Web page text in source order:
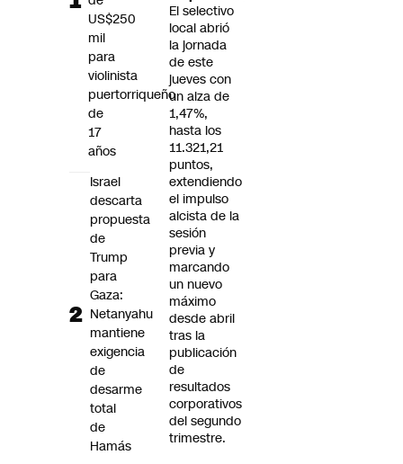
El selectivo
local abrió
la jornada
de este
jueves con
un alza de
1,47%,
hasta los
11.321,21
puntos,
extendiendo
el impulso
alcista de la
sesión
previa y
marcando
un nuevo
máximo
desde abril
tras la
publicación
de
resultados
corporativos
del segundo
trimestre.
US$250
mil
para
violinista
puertorriqueño
de
17
años
Israel
descarta
propuesta
de
Trump
para
Gaza:
Netanyahu
mantiene
exigencia
de
desarme
total
de
Hamás